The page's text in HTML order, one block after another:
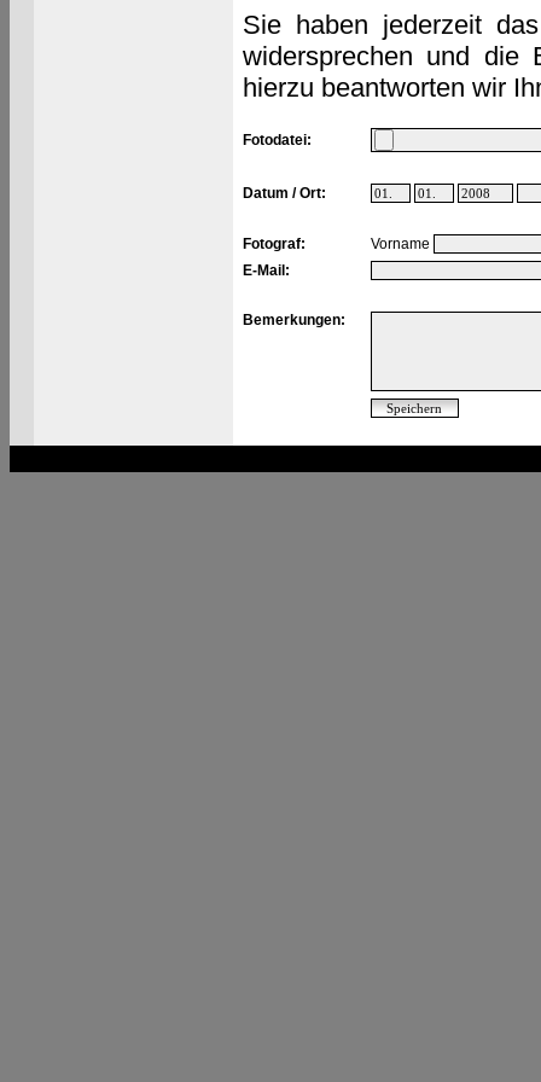
Sie haben jederzeit
widersprechen und die
hierzu beantworten wir
Fotodatei:
Datum / Ort:
Fotograf:
Vorname
E-Mail:
Bemerkungen: